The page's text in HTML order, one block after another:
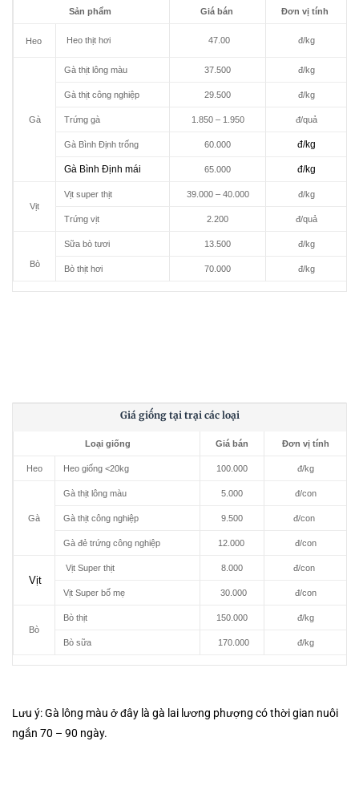
Sản phẩm Giá bán Đơn vị tính
Heo Heo thịt hơi 47.00 đ/kg
Gà
Gà thịt lông màu 37.500 đ/kg
Gà thịt công nghiệp 29.500 đ/kg
Trứng gà 1.850 – 1.950 đ/quả
Gà Bình Định trống 60.000 đ/kg
Gà Bình Định mái 65.000 đ/kg
Vịt
Vịt super thịt 39.000 – 40.000 đ/kg
Trứng vịt 2.200 đ/quả
Bò
Sữa bò tươi 13.500 đ/kg
Bò thịt hơi 70.000 đ/kg
Giá giống tại trại các loại
Loại giống Giá bán Đơn vị tính
Heo Heo giống <20kg 100.000 đ/kg
Gà
Gà thịt lông màu 5.000 đ/con
Gà thịt công nghiệp 9.500 đ/con
Gà đẻ trứng công nghiệp 12.000 đ/con
Vịt
Vịt Super thịt 8.000 đ/con
Vịt Super bố mẹ 30.000 đ/con
Bò
Bò thịt 150.000 đ/kg
Bò sữa 170.000 đ/kg
Lưu ý: Gà lông màu ở đây là gà lai lương phượng có thời gian nuôi
ngắn 70 – 90 ngày.